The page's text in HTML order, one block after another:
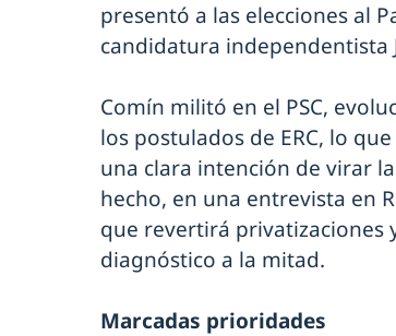
presentó a las elecciones al
candidatura independentista
Comín militó en el PSC,
los postulados de ERC, lo
una clara intención de virar
hecho, en una entrevista en
que revertirá privatizaciones
diagnóstico a la mitad.
Marcadas prioridades